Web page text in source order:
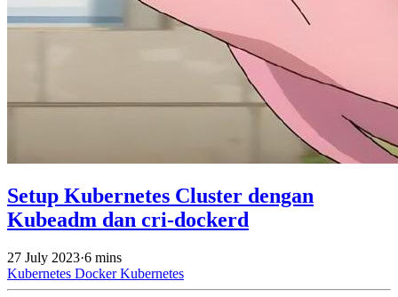
Setup Kubernetes Cluster dengan
Kubeadm dan cri-dockerd
27 July 2023·6 mins
Kubernetes DockerKubernetes